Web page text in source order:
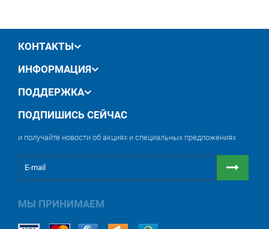
КОНТАКТЫ
ИНФОРМАЦИЯ
ПОДДЕРЖКА
ПОДПИШИСЬ СЕЙЧАС
и получайте новости об акциях и специальных предложениях
МЫ ПРИНИМАЕМ